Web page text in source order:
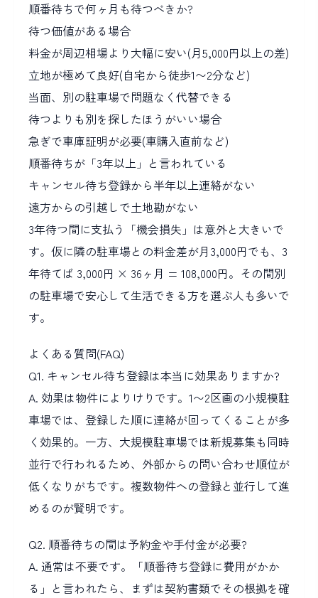
順番待ちで何ヶ月も待つべきか?
待つ価値がある場合
料金が周辺相場より大幅に安い(月5,000円以上の差)
立地が極めて良好(自宅から徒歩1〜2分など)
当面、別の駐車場で問題なく代替できる
待つよりも別を探したほうがいい場合
急ぎで車庫証明が必要(車購入直前など)
順番待ちが「3年以上」と言われている
キャンセル待ち登録から半年以上連絡がない
遠方からの引越しで土地勘がない
3年待つ間に支払う「機会損失」は意外と大きいで
す。仮に隣の駐車場との料金差が月3,000円でも、3
年待てば 3,000円 × 36ヶ月 = 108,000円。その間別
の駐車場で安心して生活できる方を選ぶ人も多いで
す。
よくある質問(FAQ)
Q1. キャンセル待ち登録は本当に効果ありますか?
A. 効果は物件によりけりです。1〜2区画の小規模駐
車場では、登録した順に連絡が回ってくることが多
く効果的。一方、大規模駐車場では新規募集も同時
並行で行われるため、外部からの問い合わせ順位が
低くなりがちです。複数物件への登録と並行して進
めるのが賢明です。
Q2. 順番待ちの間は予約金や手付金が必要?
A. 通常は不要です。「順番待ち登録に費用がかか
る」と言われたら、まずは契約書類でその根拠を確